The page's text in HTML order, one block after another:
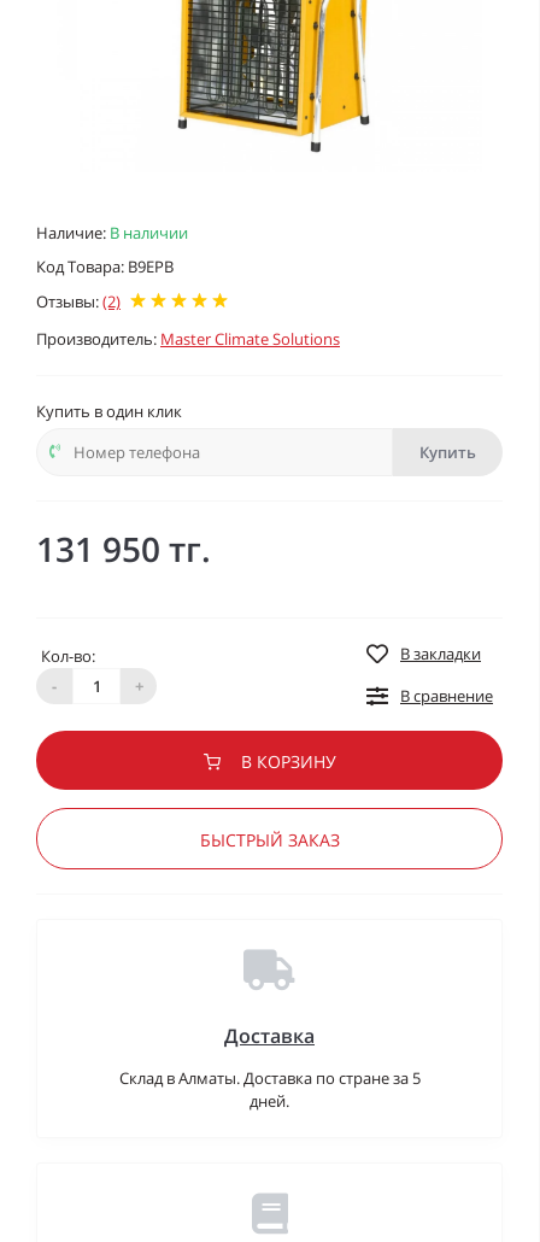
Наличие: В наличии
Код Товара: B9EPB
Отзывы:(2)
Производитель: Master Climate Solutions
Купить в один клик
Купить
131 950 тг.
Кол-во:
-
+
В закладки
В сравнение
В КОРЗИНУ
БЫСТРЫЙ ЗАКАЗ
Доставка
Склад в Алматы. Доставка по стране за 5
дней.